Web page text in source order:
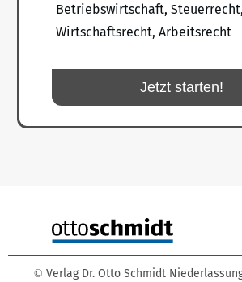
Betriebswirtschaft, Steuerrecht,
Wirtschaftsrecht, Arbeitsrecht
Jetzt starten!
© Verlag Dr. Otto Schmidt